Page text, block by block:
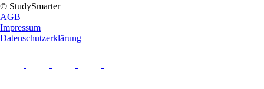
© StudySmarter
AGB
Impressum
Datenschutzerklärung